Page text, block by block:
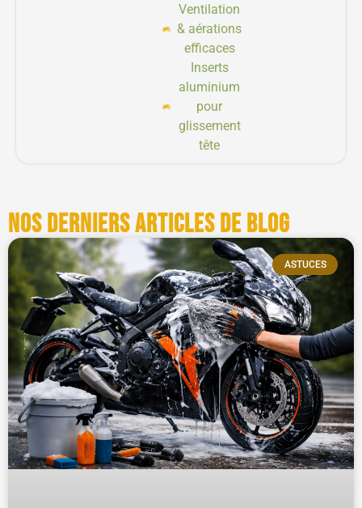
Ventilation
& aérations
efficaces
Inserts
aluminium
pour
glissement
tête
Nos derniers articles de blog
ASTUCES